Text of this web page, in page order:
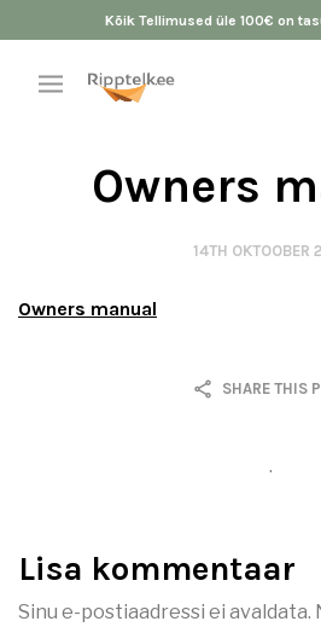
Kõik Tellimused üle 100€ on
Owners
14TH OKTOOBER
Owners manual
SHARE THIS
.
Lisa kommentaar
Sinu e-postiaadressi ei avaldata.